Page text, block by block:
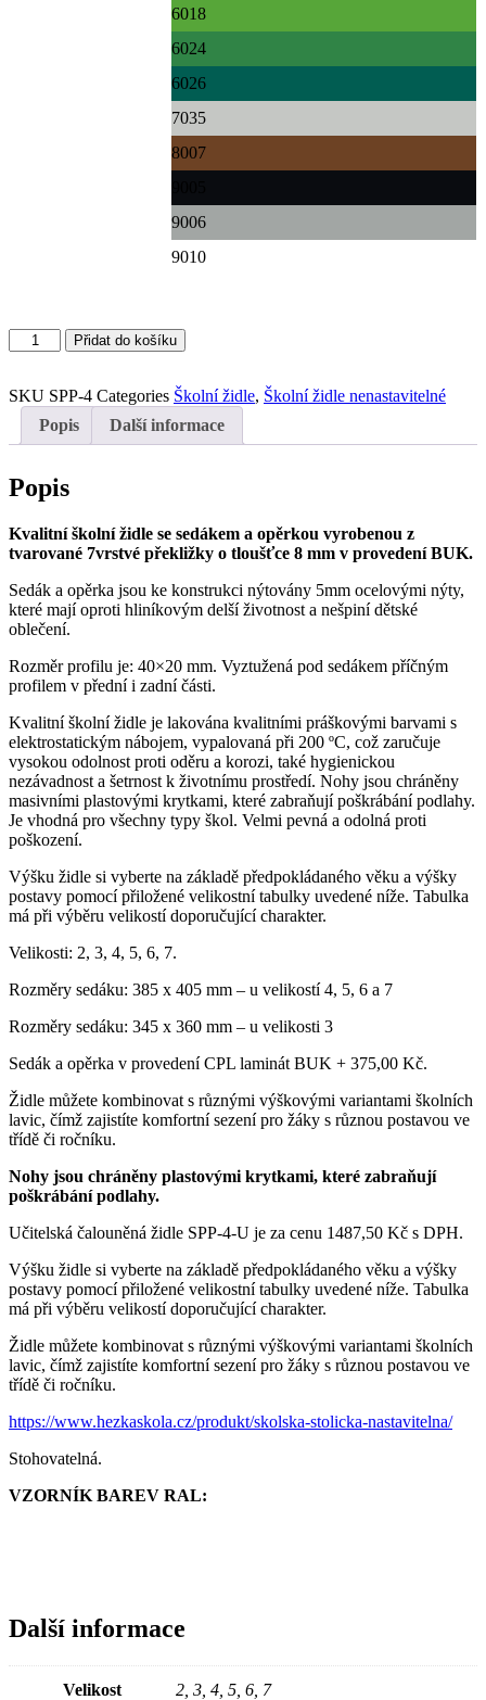
6018
6024
6026
7035
8007
9006
9010
Školní
židle
4
množství
Přidat do košíku
SKU SPP-4 Categories Školní židle, Školní židle nenastavitelné
Popis
Další informace
Popis
Kvalitní školní židle se sedákem a opěrkou vyrobenou z
tvarované 7vrstvé překližky o tloušťce 8 mm v provedení BUK.
Sedák a opěrka jsou ke konstrukci nýtovány 5mm ocelovými nýty,
které mají oproti hliníkovým delší životnost a nešpiní dětské
oblečení.
Rozměr profilu je: 40×20 mm. Vyztužená pod sedákem příčným
profilem v přední i zadní části.
Kvalitní školní židle je lakována kvalitními práškovými barvami s
elektrostatickým nábojem, vypalovaná při 200 ºC, což zaručuje
vysokou odolnost proti oděru a korozi, také hygienickou
nezávadnost a šetrnost k životnímu prostředí. Nohy jsou chráněny
masivními plastovými krytkami, které zabraňují poškrábání podlahy.
Je vhodná pro všechny typy škol. Velmi pevná a odolná proti
poškození.
Výšku židle si vyberte na základě předpokládaného věku a výšky
postavy pomocí přiložené velikostní tabulky uvedené níže. Tabulka
má při výběru velikostí doporučující charakter.
Velikosti: 2, 3, 4, 5, 6, 7.
Rozměry sedáku: 385 x 405 mm – u velikostí 4, 5, 6 a 7
Rozměry sedáku: 345 x 360 mm – u velikosti 3
Sedák a opěrka v provedení CPL laminát BUK + 375,00 Kč.
Židle můžete kombinovat s různými výškovými variantami školních
lavic, čímž zajistíte komfortní sezení pro žáky s různou postavou ve
třídě či ročníku.
Nohy jsou chráněny plastovými krytkami, které zabraňují
poškrábání podlahy.
Učitelská čalouněná židle SPP-4-U je za cenu 1487,50 Kč s DPH.
Výšku židle si vyberte na základě předpokládaného věku a výšky
postavy pomocí přiložené velikostní tabulky uvedené níže. Tabulka
má při výběru velikostí doporučující charakter.
Židle můžete kombinovat s různými výškovými variantami školních
lavic, čímž zajistíte komfortní sezení pro žáky s různou postavou ve
třídě či ročníku.
https://www.hezkaskola.cz/produkt/skolska-stolicka-nastavitelna/
Stohovatelná.
VZORNÍK BAREV RAL:
Další informace
Velikost 2, 3, 4, 5, 6, 7